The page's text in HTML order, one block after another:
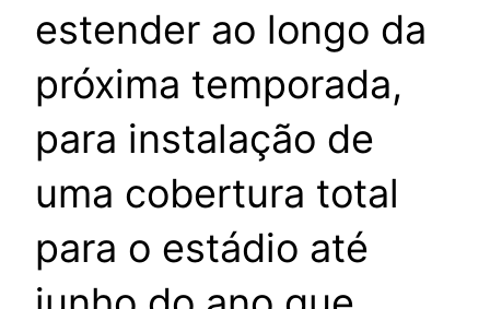
estender ao longo da
próxima temporada,
para instalação de
uma cobertura total
para o estádio até